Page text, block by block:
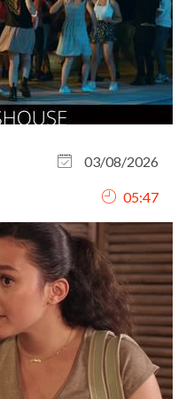
03/08/2026
05:47